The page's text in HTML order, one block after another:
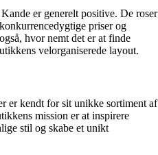
er generelt positive. De roser
priser og
hvor nemt det er at finde
velorganiserede layout.
er kendt for sit unikke sortiment af
mission er at inspirere
stil og skabe et unikt